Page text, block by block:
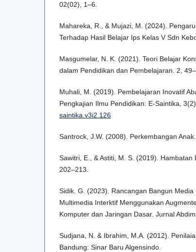
02(02), 1–6.
Mahareka, R., & Mujazi, M. (2024).
Terhadap Hasil Belajar Ips Kelas V Sdn
Masgumelar, N. K. (2021). Teori Belajar
dalam Pendidikan dan Pembelajaran. 2,
Muhali, M. (2019). Pembelajaran Inovatif
Pengkajian Ilmu Pendidikan: E-Saintika,
saintika.v3i2.126
Santrock, J.W. (2008). Perkembangan
Sawitri, E., & Astiti, M. S. (2019). Hambatan
202–213.
Sidik. G. (2023). Rancangan Bangun
Multimedia Interktif Menggunakan
Komputer dan Jaringan Dasar. Jurnal
Sudjana, N. & Ibrahim, M.A. (2012).
Bandung: Sinar Baru Algensindo.